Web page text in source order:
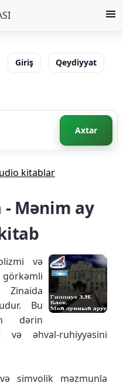
Giriş Qeydiyyat
Axtar
kitablar
Mənim ay
və
Zinaida
Bu
dərin
və əhval-ruhiyyəsini
simvolik məzmunla